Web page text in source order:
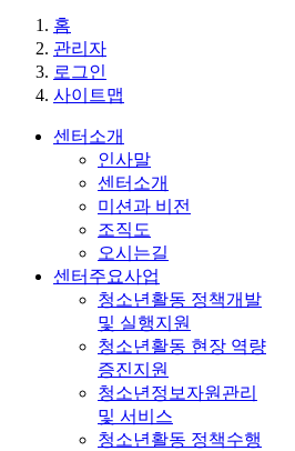
홈
관리자
로그인
사이트맵
센터소개
인사말
센터소개
미션과 비전
조직도
오시는길
센터주요사업
청소년활동 정책개발
및 실행지원
청소년활동 현장 역량
증진지원
청소년정보자원관리
및 서비스
청소년활동 정책수행